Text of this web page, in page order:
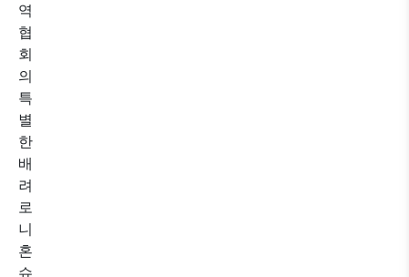
역
협
회
의
특
별
한
배
려
로
니
혼
슈